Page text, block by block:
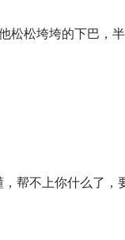
松松垮垮的下巴，
帮不上你什么了，